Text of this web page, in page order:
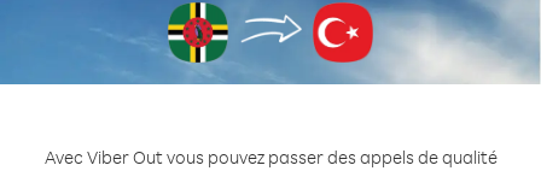
Avec Viber Out vous pouvez passer des appels de qualité